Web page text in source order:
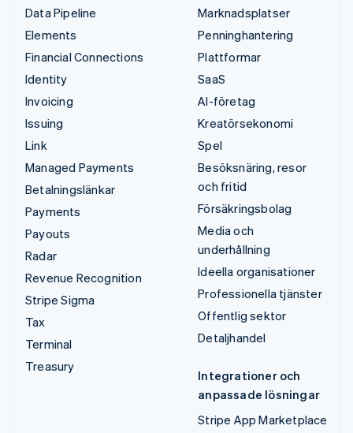
Data Pipeline
Elements
Financial Connections
Identity
Invoicing
Issuing
Link
Managed Payments
Betalningslänkar
Payments
Payouts
Radar
Revenue Recognition
Stripe Sigma
Tax
Terminal
Treasury
Marknadsplatser
Penninghantering
Plattformar
SaaS
AI-företag
Kreatörsekonomi
Spel
Besöksnäring, resor
och fritid
Försäkringsbolag
Media och
underhållning
Ideella organisationer
Professionella tjänster
Offentlig sektor
Detaljhandel
Integrationer och
anpassade lösningar
Stripe App Marketplace